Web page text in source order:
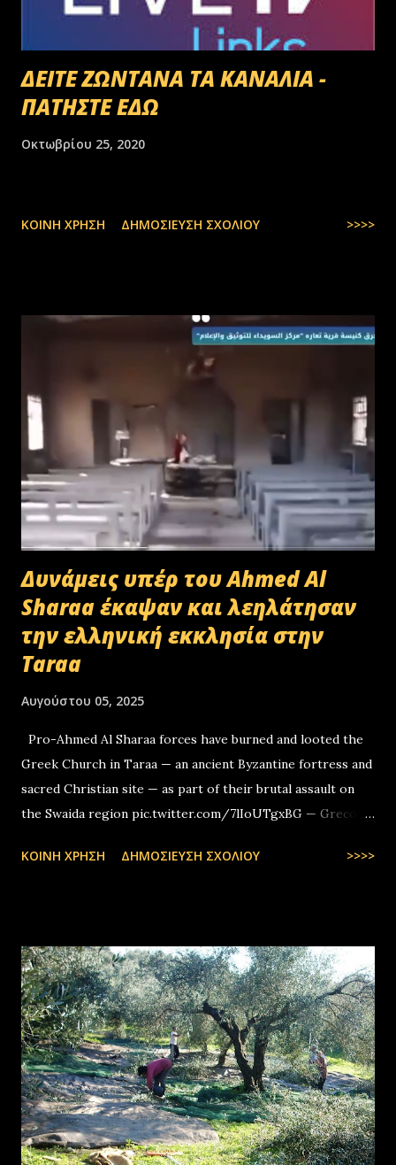
ΔΕΙΤΕ ΖΩΝΤΑΝΑ ΤΑ ΚΑΝΑΛΙΑ -
ΠΑΤΗΣΤΕ ΕΔΩ
Οκτωβρίου 25, 2020
ΚΟΙΝΉ ΧΡΉΣΗ ΔΗΜΟΣΊΕΥΣΗ ΣΧΟΛΊΟΥ >>>>
Δυνάμεις υπέρ του Ahmed Al
Sharaa έκαψαν και λεηλάτησαν
την ελληνική εκκλησία στην
Taraa
Αυγούστου 05, 2025
Pro-Ahmed Al Sharaa forces have burned and looted the
Greek Church in Taraa — an ancient Byzantine fortress and
sacred Christian site — as part of their brutal assault on
the Swaida region pic.twitter.com/7lIoUTgxBG — Greco-
ΚΟΙΝΉ ΧΡΉΣΗ ΔΗΜΟΣΊΕΥΣΗ ΣΧΟΛΊΟΥ >>>>